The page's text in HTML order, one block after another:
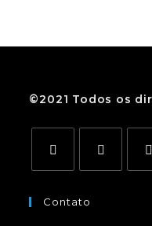
©2021 Todos os
Contato